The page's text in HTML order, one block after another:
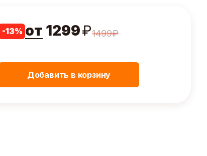
-13% от 1299₽1499₽
Добавить в корзину